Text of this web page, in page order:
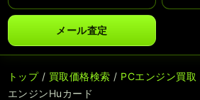
メール査定
トップ/ 買取価格検索 / PCエンジン買取
エンジンHuカード